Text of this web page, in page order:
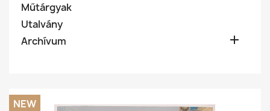
Műtárgyak
Utalvány
Archívum

NEW